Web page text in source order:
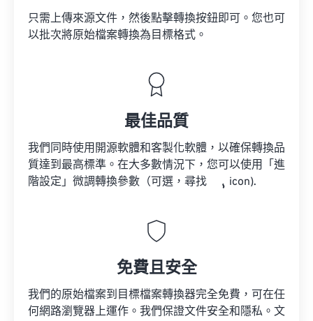
只需上傳來源文件，然後點擊轉換按鈕即可。您也可
以批次將原始檔案轉換為目標格式。
最佳品質
我們同時使用開源軟體和客製化軟體，以確保轉換品
質達到最高標準。在大多數情況下，您可以使用「進
階設定」微調轉換參數（可選，尋找
icon).
免費且安全
我們的原始檔案到目標檔案轉換器完全免費，可在任
何網路瀏覽器上運作。我們保證文件安全和隱私。文